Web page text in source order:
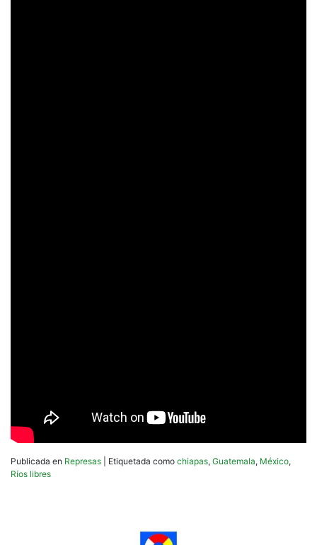
Publicada en Represas Etiquetada como chiapas, Guatemala, México,
Ríos libres